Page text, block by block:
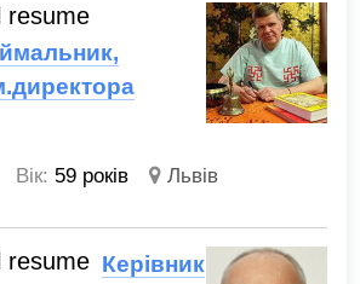
Вік: 59 років Львів
Керівник